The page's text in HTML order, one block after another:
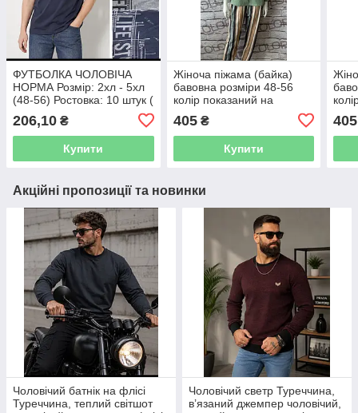
ФУТБОЛКА ЧОЛОВІЧА
НОРМА Розмір: 2хл - 5хл
(48-56) Ростовка: 10 штук (
206,10 ₴
Купити
Жіноча піжама (байка)
бавовна розміри 48-56
колір показаний на
зображенні в пачці 10 шт.
405₴
Купити
405
Акційні пропозиції та новинки
Чоловічий батнік на флісі
Туреччина, теплий світшот
Чоловічий светр Туреччина,
в’язаний джемпер чоловічий,